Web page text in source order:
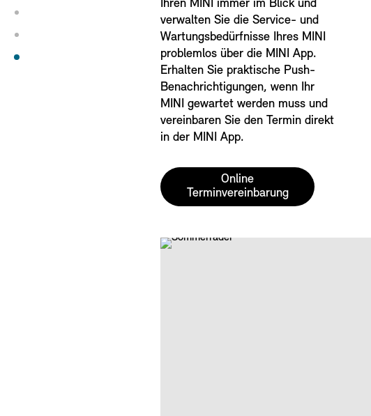
Ihren MINI immer im Blick und
verwalten Sie die Service- und
Wartungsbedürfnisse Ihres MINI
problemlos über die MINI App.
Erhalten Sie praktische Push-
Benachrichtigungen, wenn Ihr
MINI gewartet werden muss und
vereinbaren Sie den Termin direkt
in der MINI App.
Online
Terminvereinbarung